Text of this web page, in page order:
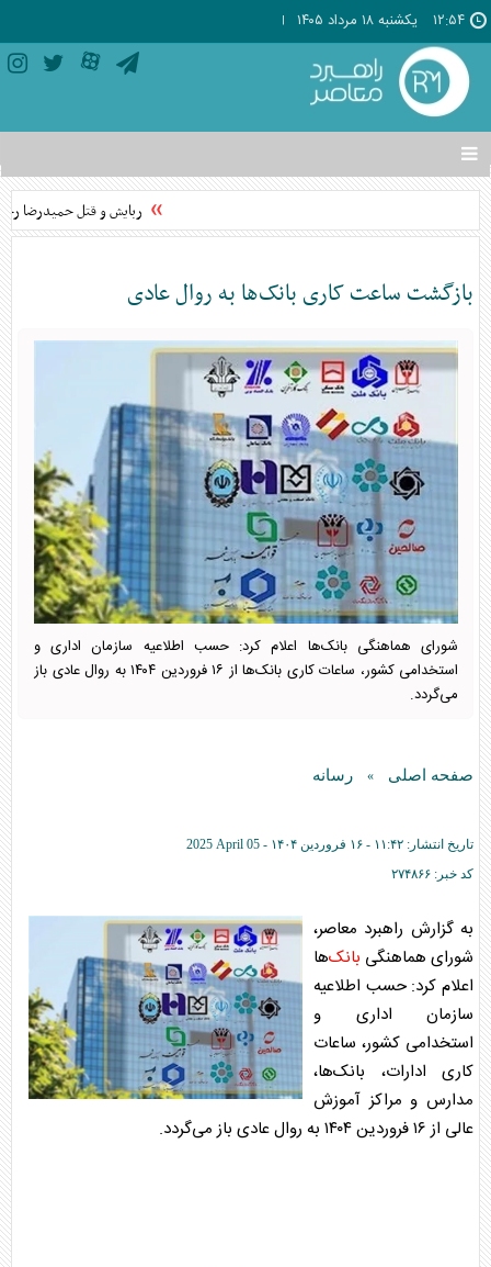
۱۲:۵۴ يکشنبه ۱۸ مرداد ۱۴۰۵
تغییر
وضعیت
منوی
ها
ربایش و قتل حمیدرضا
بازگشت ساعت کاری بانک‌ها به روال عادی
شورای هماهنگی بانک‌ها اعلام کرد: حسب اطلاعیه سازمان اداری و
استخدامی کشور، ساعات کاری بانک‌ها از ۱۶ فروردین ۱۴۰۴ به روال عادی باز
می‌گردد.
صفحه اصلی » رسانه
تاریخ انتشار: ۱۱:۴۲ - ۱۶ فروردين ۱۴۰۴ -
2025 April 05
کد خبر: ۲۷۴۸۶۶
به گزارش راهبرد معاصر،
شورای هماهنگی بانک‌ها
اعلام کرد: حسب اطلاعیه
سازمان اداری و
استخدامی کشور، ساعات
کاری ادارات، بانک‌ها،
مدارس و مراکز آموزش
عالی از ۱۶ فروردین ۱۴۰۴ به روال عادی باز می‌گردد.